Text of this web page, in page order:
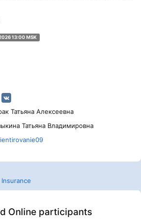
13:00 MSK
Татьяна Алексеевна
Татьяна Владимировна
Insurance
Online participants